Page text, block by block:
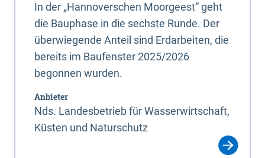
In der „Hannoverschen Moorgeest“ geht
die Bauphase in die sechste Runde. Der
überwiegende Anteil sind Erdarbeiten, die
bereits im Baufenster 2025/2026
begonnen wurden.
Anbieter
Nds. Landesbetrieb für Wasserwirtschaft,
Küsten und Naturschutz